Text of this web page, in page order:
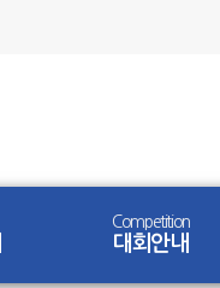
Competition
대회안내